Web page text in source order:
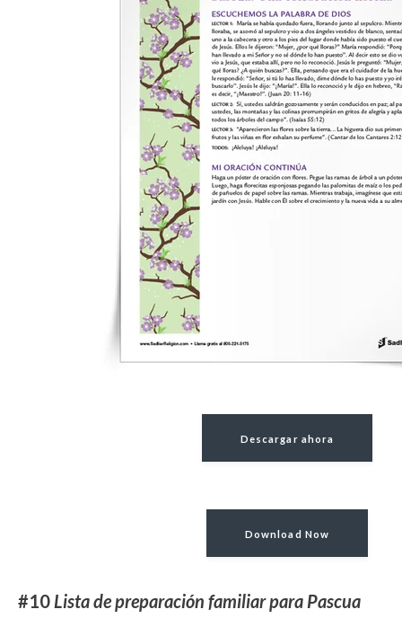
Descargar ahora
Download Now
#10 Lista de preparación familiar para Pascua